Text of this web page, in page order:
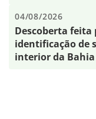
04/08/2026
Descoberta feita
identificação de
interior da Bahia